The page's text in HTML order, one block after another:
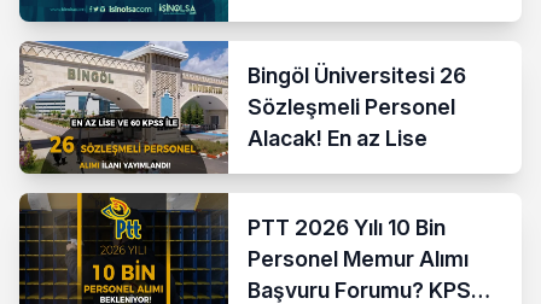
ve Şartlar
Bingöl Üniversitesi 26
Sözleşmeli Personel
Alacak! En az Lise
PTT 2026 Yılı 10 Bin
Personel Memur Alımı
Başvuru Forumu? KPSS